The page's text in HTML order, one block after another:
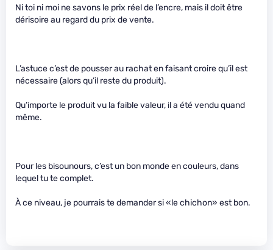
Ni toi ni moi ne savons le prix réel de l’encre, mais il doit être
dérisoire au regard du prix de vente.
L’astuce c’est de pousser au rachat en faisant croire qu’il est
nécessaire (alors qu’il reste du produit).
Qu’importe le produit vu la faible valeur, il a été vendu quand
même.
Pour les bisounours, c’est un bon monde en couleurs, dans
lequel tu te complet.
À ce niveau, je pourrais te demander si «le chichon» est bon.